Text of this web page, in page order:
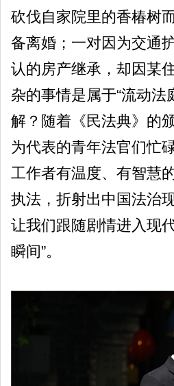
砍伐自家院里的香椿树
备离婚；一对因为交通
认的房产继承，却因某
杂的事情是属于“流动
解？随着《民法典》的
为代表的青年法官们忙
工作者有温度、有智慧
执法，折射出中国法治
让我们跟随剧情进入现
瞬间”。